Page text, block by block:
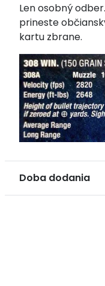
grain
soft
point
Len osobný
prineste
kartu zbrane.
Doba dodania